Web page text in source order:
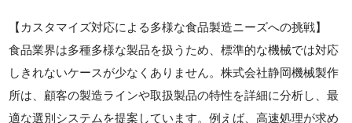
【カスタマイズ対応による多様な食品製造ニーズへの挑戦】
食品業界は多種多様な製品を扱うため、標準的な機械では対応
しきれないケースが少なくありません。株式会社静岡機械製作
所は、顧客の製造ラインや取扱製品の特性を詳細に分析し、最
適な選別システムを提案しています。例えば、高速処理が求め